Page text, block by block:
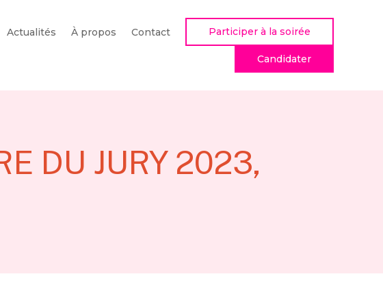
Actualités À propos Contact Participer à la soirée
Candidater
DU JURY 2023,